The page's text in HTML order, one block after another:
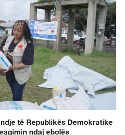
të Republikës Demokratike
ndaj ebolës